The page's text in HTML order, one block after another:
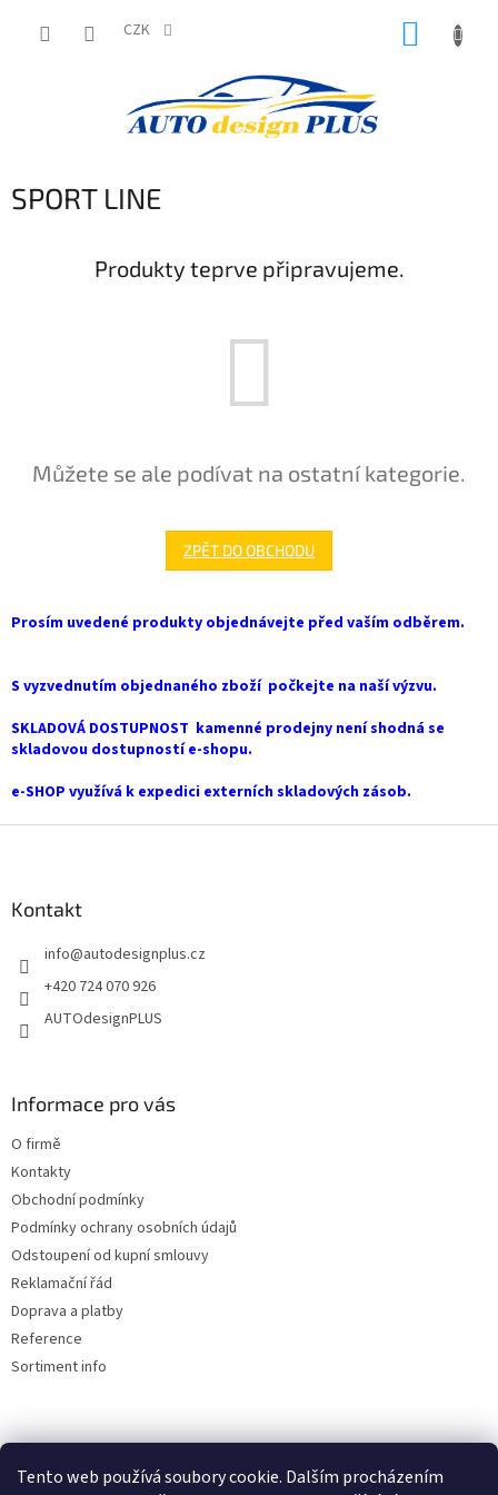
Tento web používá soubory cookie. Dalším procházením
CZK
SPORT LINE
Produkty teprve připravujeme.
Můžete se ale podívat na ostatní kategorie.
ZPĚT DO OBCHODU
Prosím uvedené produkty objednávejte před vaším odběrem.
S vyzvednutím objednaného zboží počkejte na naší výzvu.
SKLADOVÁ DOSTUPNOST kamenné prodejny není shodná se
skladovou dostupností e-shopu.
e-SHOP využívá k expedici externích skladových zásob.
Kontakt
info@autodesignplus.cz
+420 724 070 926
AUTOdesignPLUS
Informace pro vás
O firmě
Kontakty
Obchodní podmínky
Podmínky ochrany osobních údajů
Odstoupení od kupní smlouvy
Reklamační řád
Doprava a platby
Reference
Sortiment info
Reklamační řád